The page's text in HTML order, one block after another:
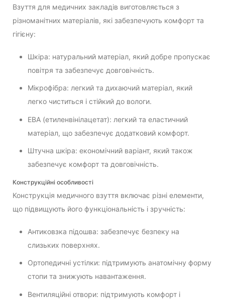
Взуття для медичних закладів виготовляється з
різноманітних матеріалів, які забезпечують комфорт та
гігієну:
Шкіра: натуральний матеріал, який добре пропускає
повітря та забезпечує довговічність.
Мікрофібра: легкий та дихаючий матеріал, який
легко чиститься і стійкий до вологи.
ЕВА (етиленвінілацетат): легкий та еластичний
матеріал, що забезпечує додатковий комфорт.
Штучна шкіра: економічний варіант, який також
забезпечує комфорт та довговічність.
Конструкційні особливості
Конструкція медичного взуття включає різні елементи,
що підвищують його функціональність і зручність:
Антиковзка підошва: забезпечує безпеку на
слизьких поверхнях.
Ортопедичні устілки: підтримують анатомічну форму
стопи та знижують навантаження.
Вентиляційні отвори: підтримують комфорт і